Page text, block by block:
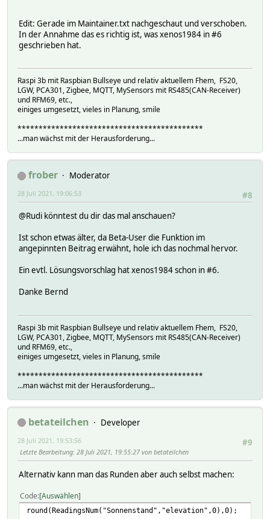
Edit: Gerade im Maintainer.txt nachgeschaut und verschoben.
In der Annahme das es richtig ist, was xenos1984 in #6
geschrieben hat.
Raspi 3b mit Raspbian Bullseye und relativ aktuellem Fhem, FS20,
LGW, PCA301, Zigbee, MQTT, MySensors mit RS485(CAN-Receiver)
und RFM69, etc.,
einiges umgesetzt, vieles in Planung, smile
********************************************
...man wächst mit der Herausforderung...
frober
Moderator
#8
28 Juli 2021, 19:06:53
@Rudi könntest du dir das mal anschauen?
Ist schon etwas älter, da Beta-User die Funktion im
angepinnten Beitrag erwähnt, hole ich das nochmal hervor.
Ein evtl. Lösungsvorschlag hat xenos1984 schon in #6.
Danke Bernd
Raspi 3b mit Raspbian Bullseye und relativ aktuellem Fhem, FS20,
LGW, PCA301, Zigbee, MQTT, MySensors mit RS485(CAN-Receiver)
und RFM69, etc.,
einiges umgesetzt, vieles in Planung, smile
********************************************
...man wächst mit der Herausforderung...
betateilchen
Developer
#9
28 Juli 2021, 19:53:56
Letzte Bearbeitung: 28 Juli 2021, 19:55:27 von betateilchen
Alternativ kann man das Runden aber auch selbst machen:
Code Auswählen
round(ReadingsNum("Sonnenstand","elevation",0),0);